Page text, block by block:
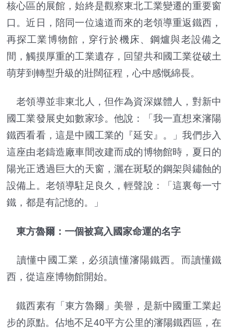
核心區的展館，始終是觀察東北工業變遷的重要窗
口。近日，陪同一位遠道而來的老領導重返鐵西，
再探工業博物館，穿行於機床、鋼爐與老設備之
間，觸摸厚重的工業遺存，回望共和國工業從破土
萌芽到轉型升級的壯闊征程，心中感慨綿長。
老領導並非東北人，但作為資深媒體人，對新中
國工業發展史如數家珍。他說：「我一直想來瀋陽
鐵西看看，這是中國工業的『延安』。」我們步入
這座由老鑄造廠車間改建而成的博物館時，夏日的
陽光正透過巨大的天窗，灑在斑駁的鋼架與鏽蝕的
設備上。老領導駐足良久，輕聲說：「這裏每一寸
鐵，都是有記憶的。」
東方魯爾：一個被寫入國家命運的名字
讀懂中國工業，必須讀懂瀋陽鐵西。而讀懂鐵
西，從這座博物館開始。
鐵西素有「東方魯爾」美譽，是新中國重工業起
步的原點。佔地不足40平方公里的瀋陽鐵西區，在